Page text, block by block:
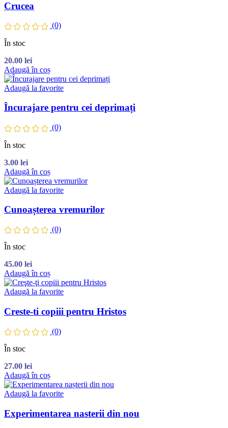
Crucea
(0)
În stoc
20.00 lei
Adaugă în coș
Adaugă la favorite
Încurajare pentru cei deprimați
(0)
În stoc
3.00 lei
Adaugă în coș
Adaugă la favorite
Cunoașterea vremurilor
(0)
În stoc
45.00 lei
Adaugă în coș
Adaugă la favorite
Creste-ti copiii pentru Hristos
(0)
În stoc
27.00 lei
Adaugă în coș
Adaugă la favorite
Experimentarea nasterii din nou